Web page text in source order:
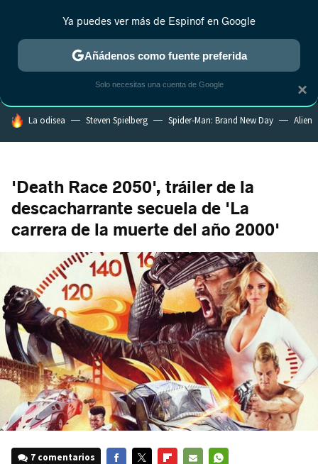
MENÚ NUEVO
ESTRENOS REALITY ANIME RANKINGS CINE
HOY SE HABLA DE
La odisea Steven Spielberg Spider-Man: Brand New Day Alien
'Death Race 2050', tráiler de la
descacharrante secuela de 'La
carrera de la muerte del año 2000'
7 comentarios
×
Ya puedes ver más de Espinof en Google
Añádenos como fuente preferida
Solo necesitas una cuenta de Google